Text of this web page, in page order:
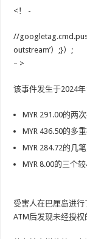
<！ -
//
outstream’）;}）;
– >
该事件发生于2024
MYR 291.00的两
MYR 436.50的多
MYR 284.72的几
MYR 8.00的三个
受害人在巴厘岛进
ATM后发现未经授权